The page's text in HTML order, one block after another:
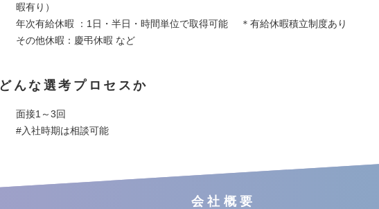
暇有り）
年次有給休暇 ：1日・半日・時間単位で取得可能 ＊有給休暇積立制度あり
その他休暇：慶弔休暇 など
どんな選考プロセスか
面接1～3回
#入社時期は相談可能
会社概要